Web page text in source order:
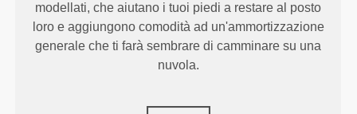
modellati, che aiutano i tuoi piedi a restare al posto
loro e aggiungono comodità ad un'ammortizzazione
generale che ti farà sembrare di camminare su una
nuvola.